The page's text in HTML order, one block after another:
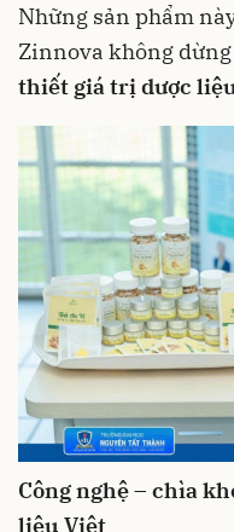
Những sản phẩm
Zinnova không dừng
thiết giá trị dược
Công nghệ – chìa
liệu Việt